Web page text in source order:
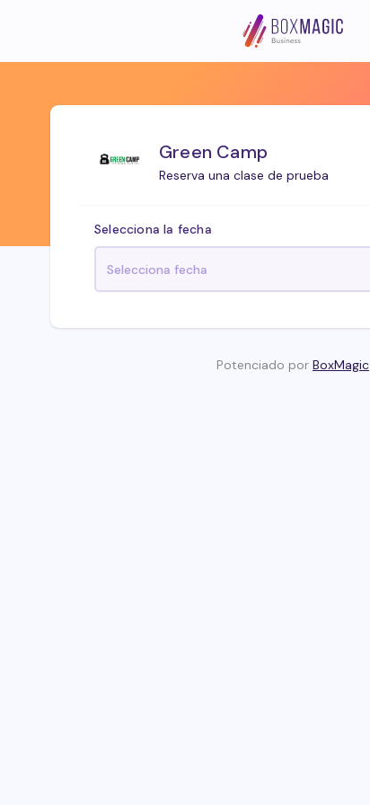
Green Camp
Reserva una clase de prueba
Selecciona la fecha
Potenciado por BoxMagic